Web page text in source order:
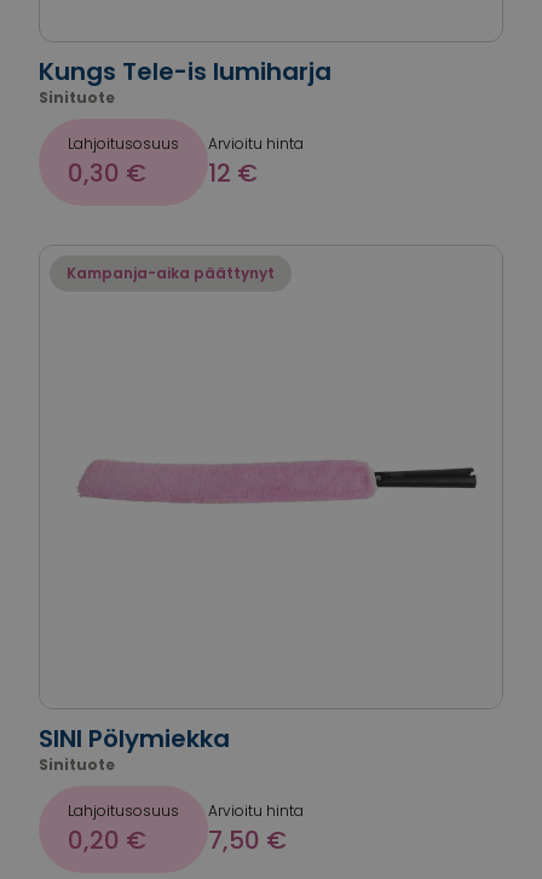
Kungs Tele-is lumiharja
Sinituote
Lahjoitusosuus
0,30 €
Arvioitu hinta
12 €
Kampanja-aika päättynyt
SINI Pölymiekka
Sinituote
Lahjoitusosuus
0,20 €
Arvioitu hinta
7,50 €